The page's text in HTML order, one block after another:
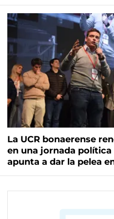
La UCR bonaerense
en una jornada política
apunta a dar la pelea